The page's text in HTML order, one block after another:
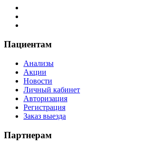
Пациентам
Анализы
Акции
Новости
Личный кабинет
Авторизация
Регистрация
Заказ выезда
Партнерам